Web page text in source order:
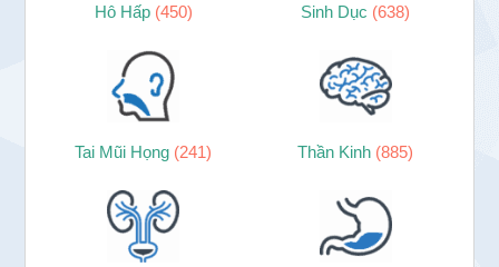
Hô Hấp (450) Sinh Dục (638)
Tai Mũi Họng (241) Thần Kinh (885)